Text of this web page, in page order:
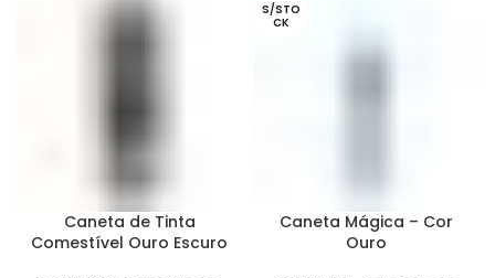
Caneta de Tinta
Comestível Ouro Escuro
S/STO
CK
Caneta Mágica – Cor
Ouro